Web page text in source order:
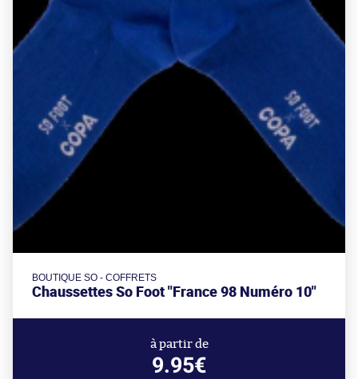
BOUTIQUE SO - COFFRETS
Chaussettes So Foot "France 98 Numéro 10"
à partir de
9.95€